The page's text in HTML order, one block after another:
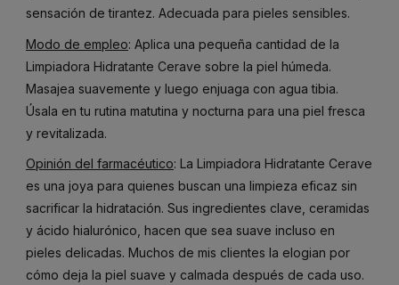
sensación de tirantez. Adecuada para pieles sensibles.
Modo de empleo: Aplica una pequeña cantidad de la
Limpiadora Hidratante Cerave sobre la piel húmeda.
Masajea suavemente y luego enjuaga con agua tibia.
Úsala en tu rutina matutina y nocturna para una piel fresca
y revitalizada.
Opinión del farmacéutico: La Limpiadora Hidratante Cerave
es una joya para quienes buscan una limpieza eficaz sin
sacrificar la hidratación. Sus ingredientes clave, ceramidas
y ácido hialurónico, hacen que sea suave incluso en
pieles delicadas. Muchos de mis clientes la elogian por
cómo deja la piel suave y calmada después de cada uso.